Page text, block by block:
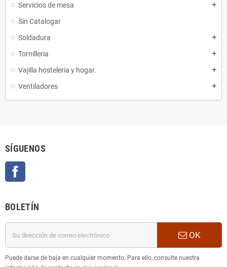
Servicios de mesa add
Sin Catalogar
Soldadura
add
Tornilleria add
Vajilla hosteleria y hogar. add
Ventiladores add
SÍGUENOS
BOLETÍN
OK
Puede darse de baja en cualquier momento. Para ello, consulte nuestra